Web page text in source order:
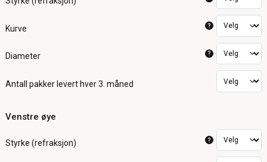
Kurve ?
Diameter ?
Antall pakker levert hver 3. måned
Venstre øye
Styrke (refraksjon) ?